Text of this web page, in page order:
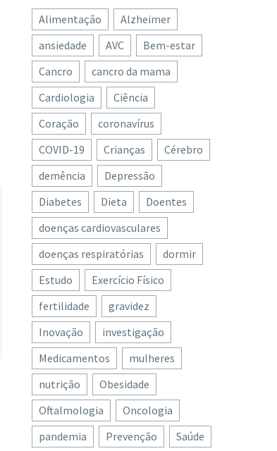
Alimentação
Alzheimer
ansiedade
AVC
Bem-estar
Cancro
cancro da mama
Cardiologia
Ciência
Coração
coronavírus
COVID-19
Crianças
Cérebro
demência
Depressão
Diabetes
Dieta
Doentes
doenças cardiovasculares
doenças respiratórias
dormir
Estudo
Exercício Físico
fertilidade
gravidez
Inovação
investigação
Medicamentos
mulheres
nutrição
Obesidade
Oftalmologia
Oncologia
pandemia
Prevenção
Saúde